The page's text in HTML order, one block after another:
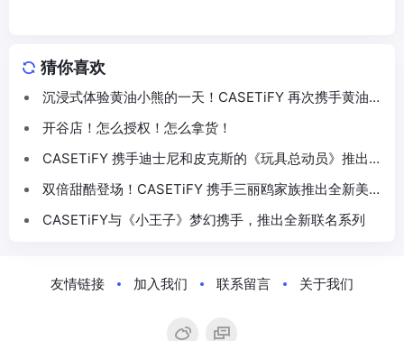
猜你喜欢
沉浸式体验黄油小熊的一天！CASETiFY 再次携手黄油小
熊推出联名系列
开谷店！怎么授权！怎么拿货！
CASETiFY 携手迪士尼和皮克斯的《玩具总动员》推出
30 周年主题联名系列
双倍甜酷登场！CASETiFY 携手三丽鸥家族推出全新美乐
蒂 & 酷洛米联名系列
CASETiFY与《小王子》梦幻携手，推出全新联名系列
友情链接 加入我们 联系留言 关于我们